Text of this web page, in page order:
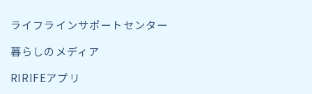
ライフラインサポートセンター
暮らしのメディア
RIRIFEアプリ